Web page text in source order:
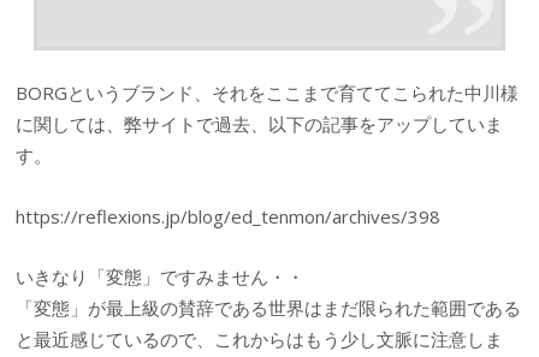
BORGというブランド、それをここまで育ててこられた中川様
に関しては、弊サイトで過去、以下の記事をアップしていま
す。
https://reflexions.jp/blog/ed_tenmon/archives/398
いきなり「変態」ですみません・・
「変態」が最上級の賛辞である世界はまだ限られた範囲である
と最近感じているので、これからはもう少し文脈に注意しま